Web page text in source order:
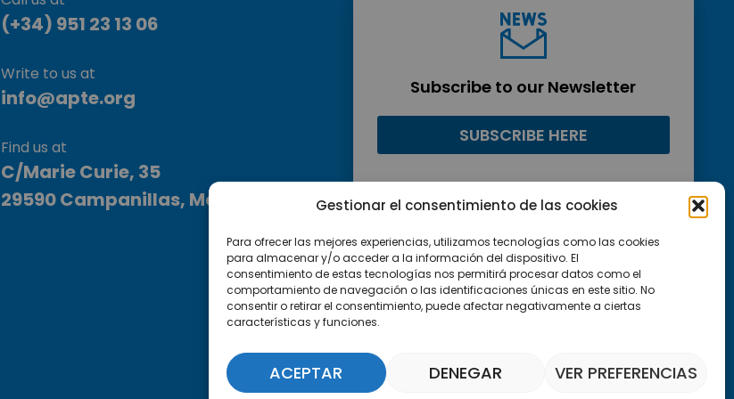
Gestionar el consentimiento de las cookies
Para ofrecer las mejores experiencias, utilizamos tecnologías como las cookies
para almacenar y/o acceder a la información del dispositivo. El
consentimiento de estas tecnologías nos permitirá procesar datos como el
comportamiento de navegación o las identificaciones únicas en este sitio. No
consentir o retirar el consentimiento, puede afectar negativamente a ciertas
características y funciones.
ACEPTAR DENEGAR VER PREFERENCIAS
(+34) 951 23 13 06
Write to us at
info@apte.org
Find us at
C/Marie Curie, 35
29590 Campanillas, Málaga
Subscribe to our Newsletter
SUBSCRIBE HERE